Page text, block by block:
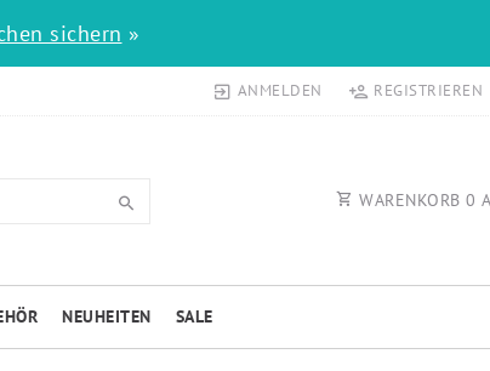
sichern »
ANMELDEN REGISTRIEREN
WARENKORB 0
NEUHEITEN SALE